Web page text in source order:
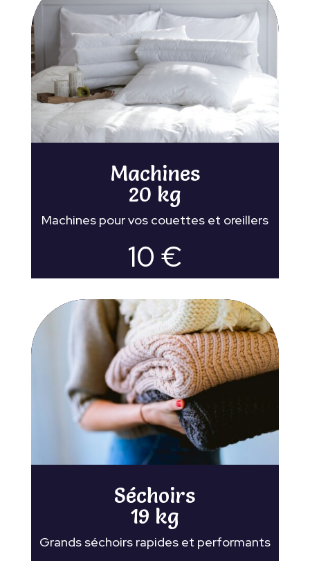
Machines
20 kg
Machines pour vos couettes et oreillers
10 €
Séchoirs
19 kg
Grands séchoirs rapides et performants